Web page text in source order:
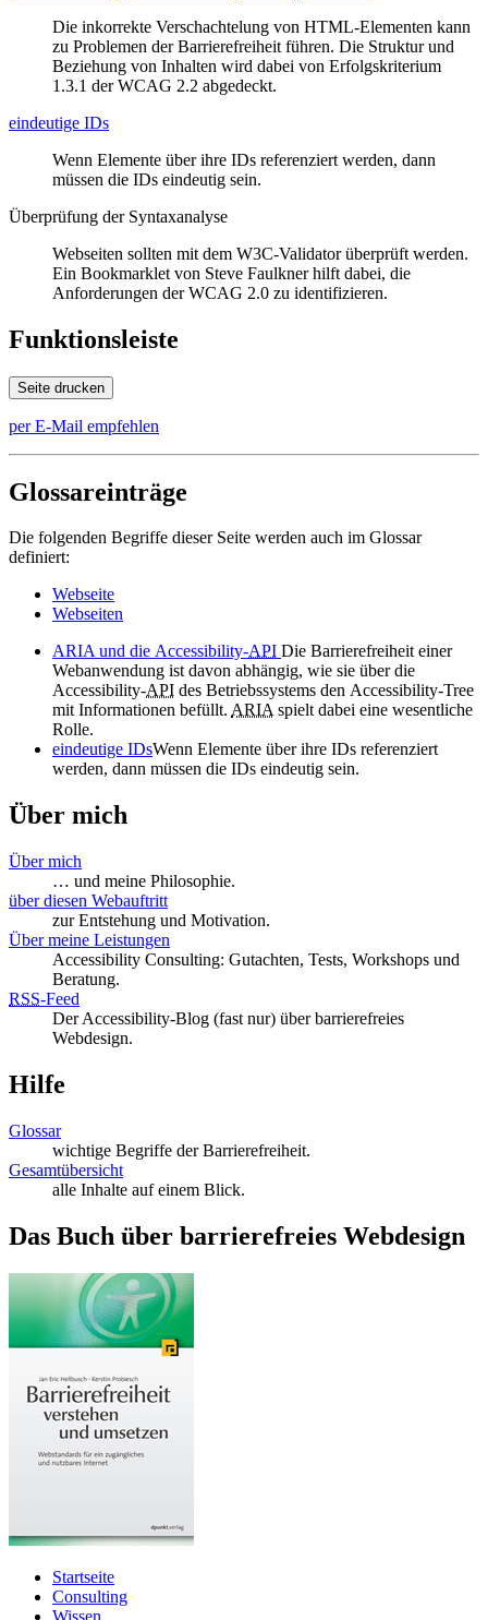
Die inkorrekte Verschachtelung von HTML-Elementen kann
zu Problemen der Barrierefreiheit führen. Die Struktur und
Beziehung von Inhalten wird dabei von Erfolgskriterium
1.3.1 der WCAG 2.2 abgedeckt.
eindeutige IDs
Wenn Elemente über ihre IDs referenziert werden, dann
müssen die IDs eindeutig sein.
Überprüfung der Syntaxanalyse
Webseiten sollten mit dem W3C-Validator überprüft werden.
Ein Bookmarklet von Steve Faulkner hilft dabei, die
Anforderungen der WCAG 2.0 zu identifizieren.
Funktionsleiste
Seite drucken
per E-Mail empfehlen
Glossareinträge
Die folgenden Begriffe dieser Seite werden auch im Glossar
definiert:
Webseite
Webseiten
ARIA und die Accessibility-API Die Barrierefreiheit einer
Webanwendung ist davon abhängig, wie sie über die
Accessibility-API des Betriebssystems den Accessibility-Tree
mit Informationen befüllt. ARIAspielt dabei eine wesentliche
Rolle.
eindeutige IDsWenn Elemente über ihre IDs referenziert
werden, dann müssen die IDs eindeutig sein.
Über mich
Über mich
… und meine Philosophie.
über diesen Webauftritt
zur Entstehung und Motivation.
Über meine Leistungen
Accessibility Consulting: Gutachten, Tests, Workshops und
Beratung.
RSS-Feed
Der Accessibility-Blog (fast nur) über barrierefreies
Webdesign.
Hilfe
Glossar
wichtige Begriffe der Barrierefreiheit.
Gesamtübersicht
alle Inhalte auf einem Blick.
Das Buch über barrierefreies Webdesign
Startseite
Consulting
Wissen